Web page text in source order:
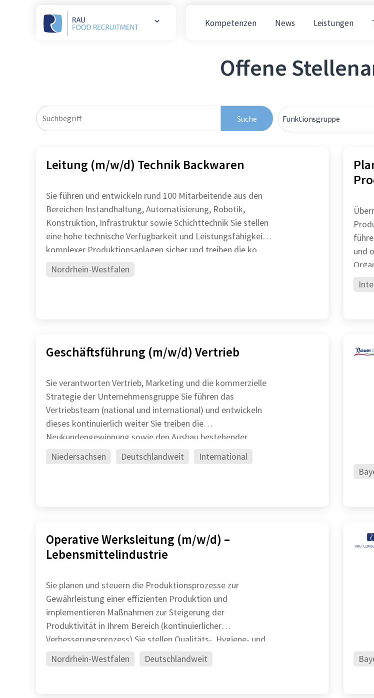
Weitere Kompetenzen News Leistungen
Offene
Suche Funktionsgruppe
Leitung (m/w/d) Technik Backwaren
Sie führen und entwickeln rund 100 Mitarbeitende aus den
Bereichen Instandhaltung, Automatisierung, Robotik,
Konstruktion, Infrastruktur sowie Schichttechnik Sie stellen
eine hohe technische Verfügbarkeit und Leistungsfähigkeit
komplexer Produktionsanlagen sicher und treiben die ko
Nordrhein-Westfalen
und
Geschäftsführung (m/w/d) Vertrieb
Sie verantworten Vertrieb, Marketing und die kommerzielle
Strategie der Unternehmensgruppe Sie führen das
Vertriebsteam (national und international) und entwickeln
dieses kontinuierlich weiter Sie treiben die
Neukundengewinnung sowie den Ausbau bestehender
Kundenbeziehungen voran Sie steue
Niedersachsen Deutschlandweit International
Operative Werksleitung (m/w/d) –
Lebensmittelindustrie
Sie planen und steuern die Produktionsprozesse zur
Gewährleistung einer effizienten Produktion und
implementieren Maßnahmen zur Steigerung der
Produktivität in Ihrem Bereich (kontinuierlicher
Verbesserungsprozess) Sie stellen Qualitäts-, Hygiene- und
Sicherheitsstandards sich
Nordrhein-Westfalen Deutschlandweit